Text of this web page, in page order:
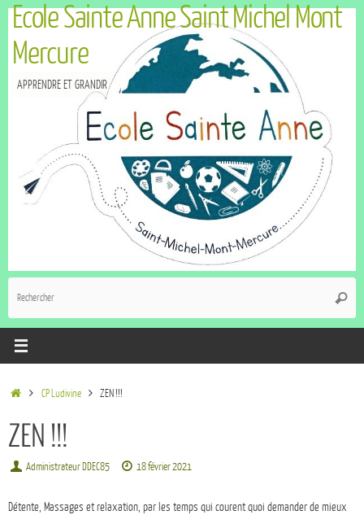
Ecole Sainte Anne Saint Michel Mont
Mercure
APPRENDRE ET GRANDIR
CP Ludivine ZEN !!!
ZEN !!!
Administrateur DDEC85 18 février 2021
Détente, Massages et relaxation, par les temps qui courent quoi demander de mieux